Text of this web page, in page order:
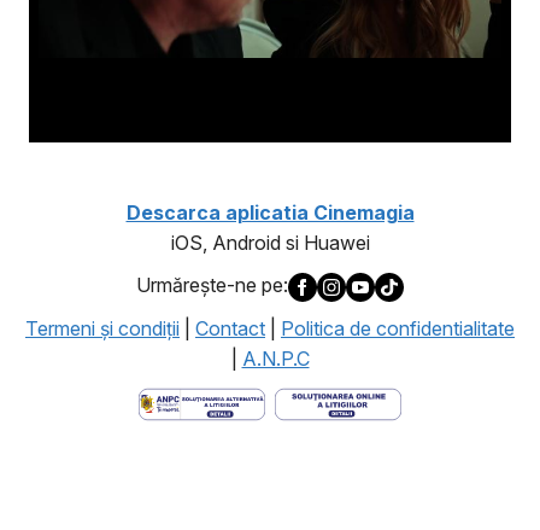
Descarca aplicatia Cinemagia
iOS, Android si Huawei
Urmăreşte-ne pe:
Termeni şi condiţii
Contact
Politica de confidentialitate
A.N.P.C